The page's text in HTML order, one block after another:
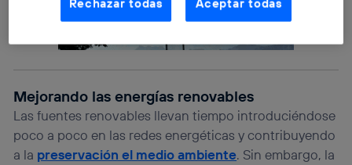
Mejorando las energías renovables
Las fuentes renovables llevan tiempo introduciéndose
poco a poco en las redes energéticas y contribuyendo
a la preservación el medio ambiente. Sin embargo, la
internet habilitada , proporcionada por una de las
operadoras de telefonía participantes, y otorgas tu
prioridad ofreciéndote elección y control.
La tecnología utiliza un identificador cifrado creado por tu
operadora de telefonía, utilizando tu dirección IP y otra
información de la cuenta de cliente de
telecomunicaciones vinculada a la conexión que utilizas
(p. ej., número de teléfono móvil).
Rechazar todas Aceptar todas